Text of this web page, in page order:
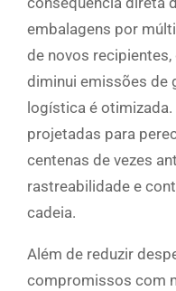
embalagens por
de novos
diminui emissões de
logística é
projetadas para
centenas de vezes
rastreabilidade e
cadeia.
Além de reduzir
compromissos com